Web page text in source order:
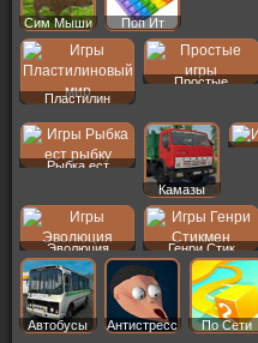
Сим Мыши Поп Ит
Пластилин
Простые
Рыбка ест
Камазы
Эволюция Генри Стик
Автобусы Антистресс По Сети